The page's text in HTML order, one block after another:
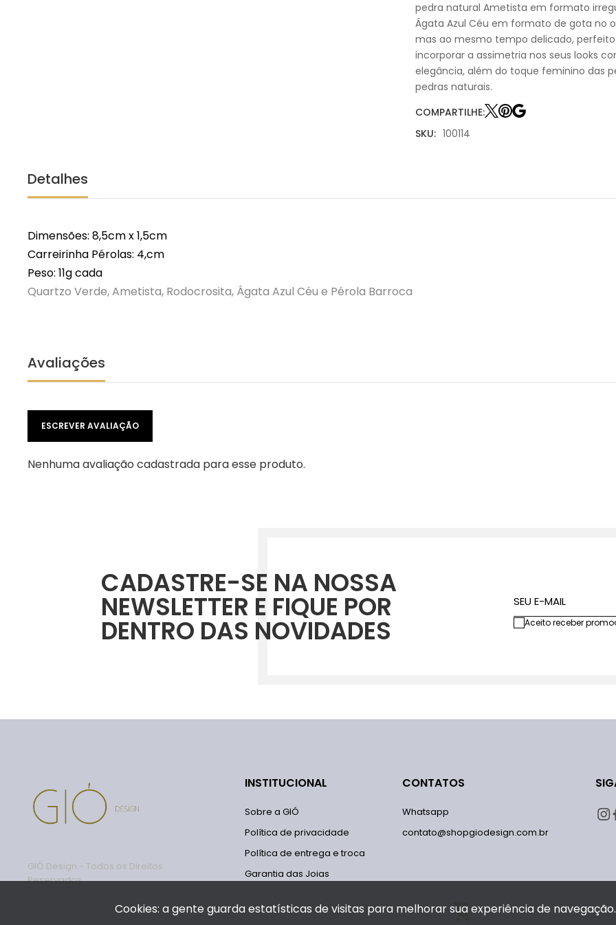
pedra natural Ametista em formato
Ágata Azul Céu em formato de gota no
mas ao mesmo tempo delicado,
incorporar a assimetria nos seus looks
elegância, além do toque feminino das
pedras naturais.
COMPARTILHE:
SKU: 100114
Detalhes
Dimensões: 8,5cm x 1,5cm
Carreirinha Pérolas: 4,cm
Peso: 11g cada
Quartzo Verde, Ametista, Rodocrosita, Ágata Azul Céu e Pérola Barroca
Avaliações
ESCREVER AVALIAÇÃO
Nenhuma avaliação cadastrada para esse produto.
CADASTRE-SE NA NOSSA
NEWSLETTER E FIQUE POR
DENTRO DAS NOVIDADES
SEU E-MAIL
Aceito receber
GIÓ Design - Todos os Direitos
Reservados.
INSTITUCIONAL
Sobre a GIÓ
Política de privacidade
Política de entrega e troca
Garantia das Joias
CONTATOS
Whatsapp
contato@shopgiodesign.com.br
Cookies: a gente guarda estatísticas de visitas para melhorar sua experiência de navegação.